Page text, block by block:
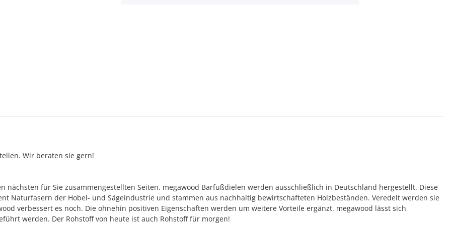
Wir beraten sie gern!
nächsten für Sie zusammengestellten Seiten. megawood Barfußdielen werden ausschließlich in Deutschland hergestellt. Diese
Naturfasern der Hobel- und Sägeindustrie und stammen aus nachhaltig bewirtschafteten Holzbeständen. Veredelt werden sie
verbessert es noch. Die ohnehin positiven Eigenschaften werden um weitere Vorteile ergänzt. megawood lässt sich
werden. Der Rohstoff von heute ist auch Rohstoff für morgen!